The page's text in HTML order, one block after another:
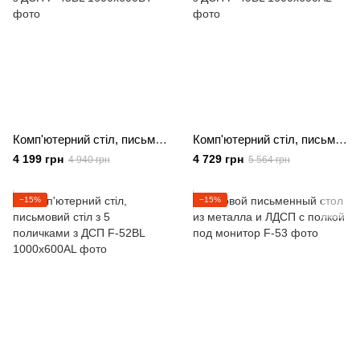
Комп'ютерний стіл, письмовий стіл на 4 полички з ДСП
4 199 грн 4 940 грн
Комп'ютерний стіл, письмовий стіл на 3 полички з ДСП
4 729 грн 5 564 грн
−15% −15%